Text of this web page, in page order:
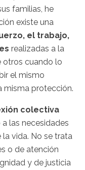
familias, he
existe una
el trabajo,
realizadas a la
otros cuando lo
el mismo
misma protección.
colectiva
las necesidades
vida. No se trata
o de atención
y de justicia